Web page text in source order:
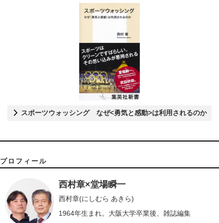
スポーツウォッシング なぜ<勇気と感動>は利用されるのか
プロフィール
西村章×堂場瞬一
西村章(にしむら あきら)
1964年生まれ。大阪大学卒業後、雑誌編集